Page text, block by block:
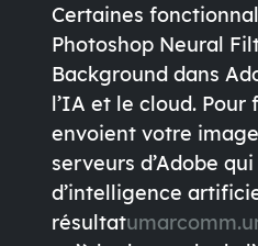
Certaines
Photoshop Neural
Background dans
l’IA et le cloud. Pour
envoient votre
serveurs d’Adobe
d’intelligence
résultat